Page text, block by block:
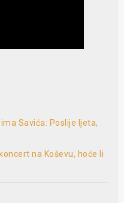
Savića: Poslije ljeta,
na Koševu, hoće li